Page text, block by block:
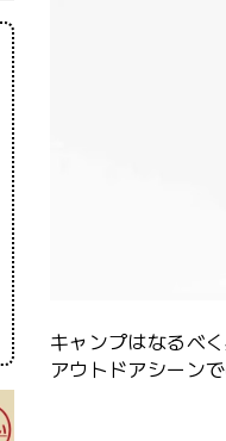
キャンプはなるべ
アウトドアシーン